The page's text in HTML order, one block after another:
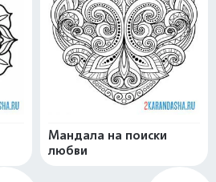
Мандала на поиски
любви